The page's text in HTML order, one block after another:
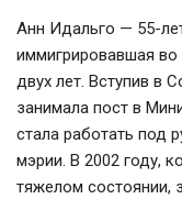
Анн Идальго — 55-
иммигрировавшая
двух лет. Вступив в
занимала пост в
стала работать под
мэрии. В 2002 году,
тяжелом состоянии,